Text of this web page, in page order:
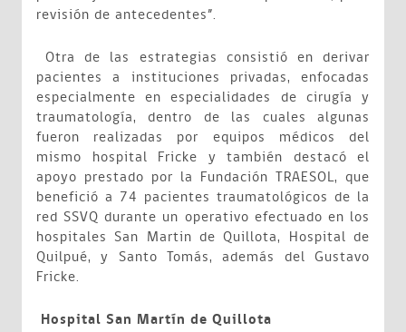
revisión de antecedentes”.
Otra de las estrategias consistió en derivar
pacientes a instituciones privadas, enfocadas
especialmente en especialidades de cirugía y
traumatología, dentro de las cuales algunas
fueron realizadas por equipos médicos del
mismo hospital Fricke y también destacó el
apoyo prestado por la Fundación TRAESOL, que
benefició a 74 pacientes traumatológicos de la
red SSVQ durante un operativo efectuado en los
hospitales San Martin de Quillota, Hospital de
Quilpué, y Santo Tomás, además del Gustavo
Fricke.
Hospital San Martín de Quillota